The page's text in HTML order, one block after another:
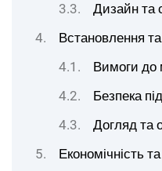
Дизайн та
Встановлення
Вимоги до
Безпека
Догляд та
Економічність